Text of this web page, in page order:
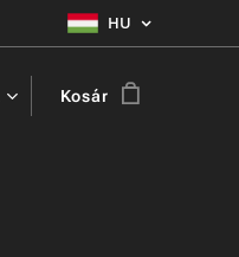
HU
Kosár